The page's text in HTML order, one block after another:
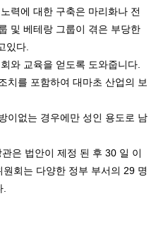
력에 대한 구축은 마리화나 전
및 베테랑 그룹이 겪은 부당한
있다.
와 교육을 얻도록 도와줍니다.
치를 포함하여 대마초 산업의 보
이없는 경우에만 성인 용도로 남
은 법안이 제정 된 후 30 일 이
회는 다양한 정부 부서의 29 명